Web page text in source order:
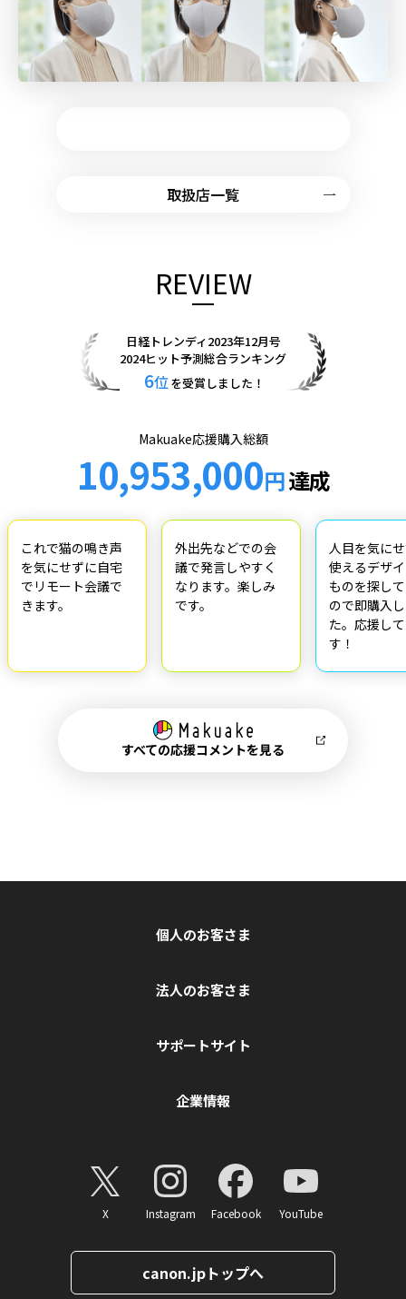
取扱店一覧
REVIEW
日経トレンディ2023年12月号
2024ヒット予測総合ランキング
6位を受賞しました！
Makuake応援購入総額
10,953,000円達成
これで猫の鳴き声
を気にせずに自宅
でリモート会議で
きます。
外出先などでの会
議で発言しやすく
なります。楽しみ
です。
人目を気に
使えるデザ
ものを探し
ので即購入
た。応援し
す！
すべての応援コメントを見る
個人のお客さま
法人のお客さま
サポートサイト
企業情報
X Instagram Facebook YouTube
canon.jpトップへ